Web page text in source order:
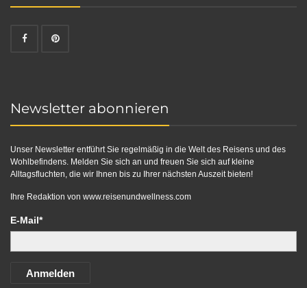
Newsletter abonnieren
Unser Newsletter entführt Sie regelmäßig in die Welt des Reisens und des
Wohlbefindens. Melden Sie sich an und freuen Sie sich auf kleine
Alltagsfluchten, die wir Ihnen bis zu Ihrer nächsten Auszeit bieten!
Ihre Redaktion von www.reisenundwellness.com
E-Mail*
Anmelden